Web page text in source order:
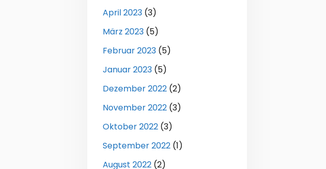
April 2023 (3)
März 2023 (5)
Februar 2023 (5)
Januar 2023 (5)
Dezember 2022 (2)
November 2022 (3)
Oktober 2022 (3)
September 2022 (1)
August 2022 (2)